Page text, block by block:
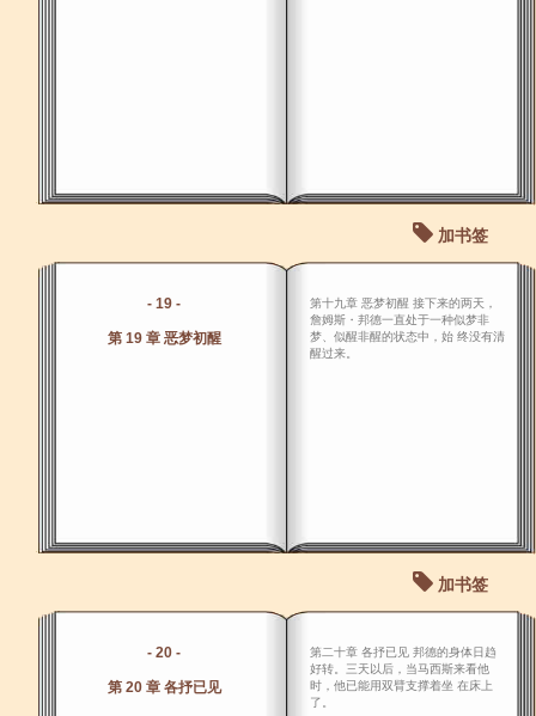
加书签
- 19 -
第 19 章 恶梦初醒
第十九章 恶梦初醒 接下来的两天，
詹姆斯・邦德一直处于一种似梦非
梦、似醒非醒的状态中，始 终没有清
醒过来。
加书签
- 20 -
第 20 章 各抒已见
第二十章 各抒已见 邦德的身体日趋
好转。三天以后，当马西斯来看他
时，他已能用双臂支撑着坐 在床上
了。